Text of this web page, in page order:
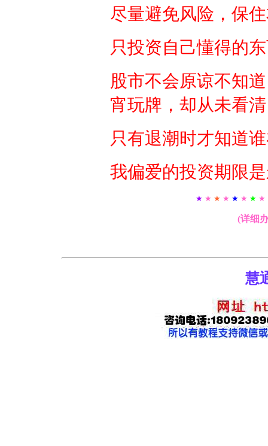
尽量避免风险，保
只投资自己懂得的
股市不会原谅不知
宵玩牌，却从未看
只有退潮时才知道
我偏爱的投资期限
★ ★ ★ ★ ★ ★ ★ ★
(详细
慧